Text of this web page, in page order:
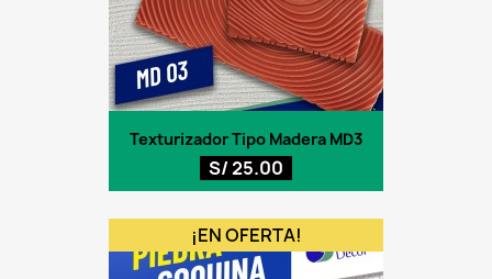
Texturizador Tipo Madera MD3
S/ 25.00
¡EN OFERTA!